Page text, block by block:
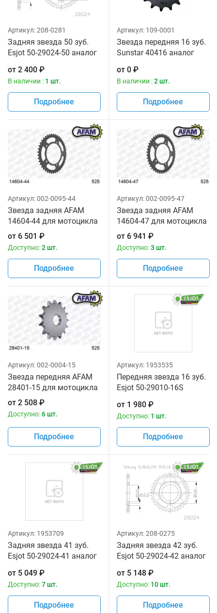
Артикул:208-0281
Задняя звезда 50 зуб.
Esjot 50-29024-50 аналог
от 2 400 ₽
В наличии : 1 шт.
Подробнее
Артикул: 109-0001
Звезда передняя 16 зуб.
Sunstar 40416 аналог
от 0₽
В наличии :2 шт.
Подробнее
Артикул:002-0095-44
Звезда задняя AFAM
14604-44 для мотоцикла
от 6 501 ₽
Доступно:2 шт.
Подробнее
Артикул:002-0095-47
Звезда задняя AFAM
14604-47 для мотоцикла
от 6 941 ₽
Доступно:3 шт.
Подробнее
Артикул:002-0004-15
Звезда передняя AFAM
28401-15 для мотоцикла
от 2 508 ₽
Доступно:6 шт.
Подробнее
Артикул: 1953535
Передняя звезда 16 зуб.
Esjot 50-29010-16S
от 1 980₽
Доступно: 1 шт.
Подробнее
Артикул: 1953709
Задняя звезда 41 зуб.
Esjot 50-29024-41 аналог
от 5 049 ₽
Доступно:7 шт.
Подробнее
Артикул:208-0275
Задняя звезда 42 зуб.
Esjot 50-29024-42 аналог
от 5 148₽
Доступно: 10 шт.
Подробнее